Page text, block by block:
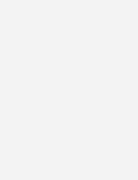
viele heute
waren noch vor
Geschmack,
unterliegt einem
von
des